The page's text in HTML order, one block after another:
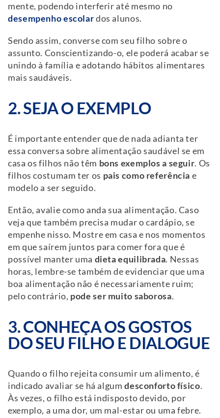
mente, podendo interferir até mesmo no
desempenho escolardos alunos.
Sendo assim, converse com seu filho sobre o
assunto. Conscientizando-o, ele poderá acabar se
unindo à família e adotando hábitos alimentares
mais saudáveis.
2. SEJA O EXEMPLO
É importante entender que de nada adianta ter
essa conversa sobre alimentação saudável se em
casa os filhos não têm bons exemplos a seguir. Os
filhos costumam ter os pais como referência e
modelo a ser seguido.
Então, avalie como anda sua alimentação. Caso
veja que também precisa mudar o cardápio, se
empenhe nisso. Mostre em casa e nos momentos
em que saírem juntos para comer fora que é
possível manter uma dieta equilibrada. Nessas
horas, lembre-se também de evidenciar que uma
boa alimentação não é necessariamente ruim;
pelo contrário, pode ser muito saborosa.
3. CONHEÇA OS GOSTOS
DO SEU FILHO E DIALOGUE
Quando o filho rejeita consumir um alimento, é
indicado avaliar se há algumdesconforto físico.
Às vezes, o filho está indisposto devido, por
exemplo, a uma dor, um mal-estar ou uma febre.